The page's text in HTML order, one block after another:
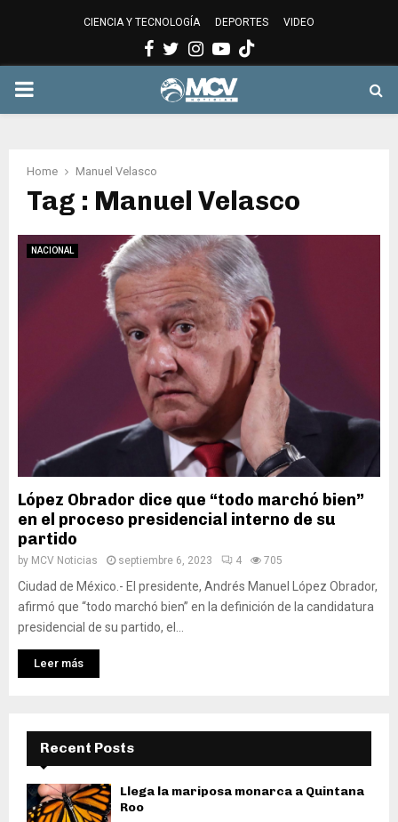
CIENCIA Y TECNOLOGÍA DEPORTES VIDEO
Facebook
Twitter
Instagram
Youtube
PRIMARY
Home Manuel Velasco
Tag : Manuel Velasco
NACIONAL
López Obrador dice que “todo marchó bien”
en el proceso presidencial interno de su
partido
by MCV Noticias septiembre 6, 2023 4 705
Ciudad de México.- El presidente, Andrés Manuel López Obrador,
afirmó que “todo marchó bien” en la definición de la candidatura
presidencial de su partido, el...
Leer más
Recent Posts
Llega la mariposa monarca a Quintana
Roo